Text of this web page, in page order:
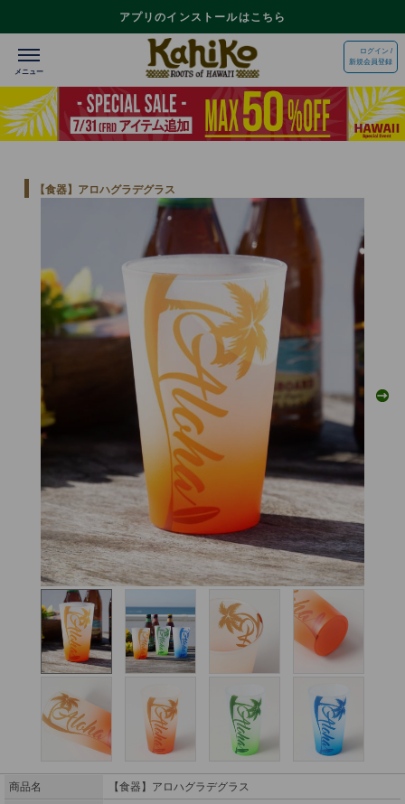
アプリのインストールはこちら
ログイン /
新規会員登録
【食器】アロハグラデグラス
商品名
【食器】アロハグラデグラス